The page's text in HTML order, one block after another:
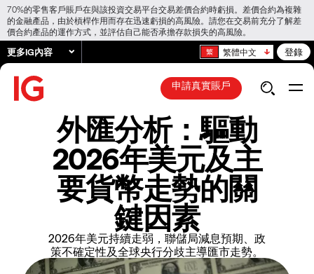
70%的零售客戶賬戶在與該投資交易平台交易差價合約時虧損。差價合約為複雜
的金融產品，由於槓桿作用而存在迅速虧損的高風險。請您在交易前充分了解差
價合約產品的運作方式，並評估自己能否承擔存款損失的高風險。
更多IG內容 繁體中文 登錄
申請真實賬戶
外匯分析：驅動
2026年美元及主
要貨幣走勢的關
鍵因素
2026年美元持續走弱，聯儲局減息預期、政
策不確定性及全球央行分歧主導匯市走勢。